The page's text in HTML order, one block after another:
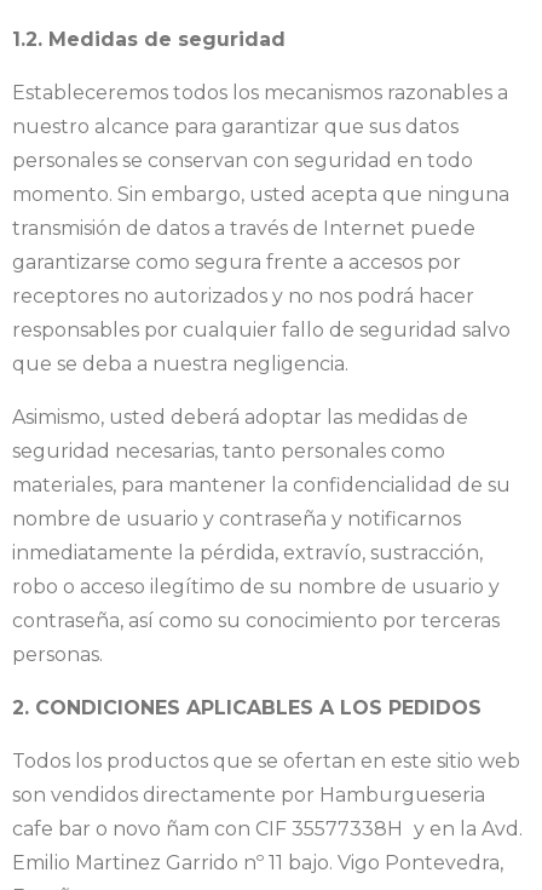
1.2. Medidas de seguridad
Estableceremos todos los mecanismos razonables a
nuestro alcance para garantizar que sus datos
personales se conservan con seguridad en todo
momento. Sin embargo, usted acepta que ninguna
transmisión de datos a través de Internet puede
garantizarse como segura frente a accesos por
receptores no autorizados y no nos podrá hacer
responsables por cualquier fallo de seguridad salvo
que se deba a nuestra negligencia.
Asimismo, usted deberá adoptar las medidas de
seguridad necesarias, tanto personales como
materiales, para mantener la confidencialidad de su
nombre de usuario y contraseña y notificarnos
inmediatamente la pérdida, extravío, sustracción,
robo o acceso ilegítimo de su nombre de usuario y
contraseña, así como su conocimiento por terceras
personas.
2. CONDICIONES APLICABLES A LOS PEDIDOS
Todos los productos que se ofertan en este sitio web
son vendidos directamente por Hamburgueseria
cafe bar o novo ñam con CIF 35577338H
y en la Avd.
Emilio Martinez Garrido nº 11 bajo. Vigo Pontevedra,